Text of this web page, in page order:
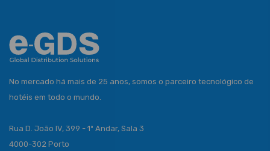
No mercado há mais de 25 anos, somos o parceiro tecnológico de
hotéis em todo o mundo.
Rua D. João IV, 399 - 1º Andar, Sala 3
4000-302 Porto